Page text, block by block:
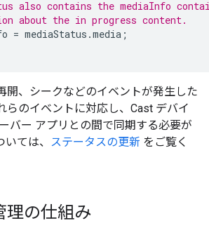
also contains the mediaInfo
about the in progress content.
= mediaStatus .media ;
開、シークなどのイベントが発生した
らのイベントに対応し、Cast デバイ
バー アプリとの間で同期する必要が
ては、 ステータスの更新 をご覧く
理の仕組み